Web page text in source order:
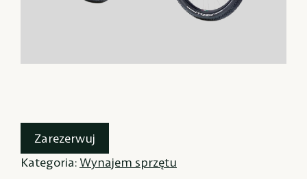
Zarezerwuj
Kategoria: Wynajem sprzętu